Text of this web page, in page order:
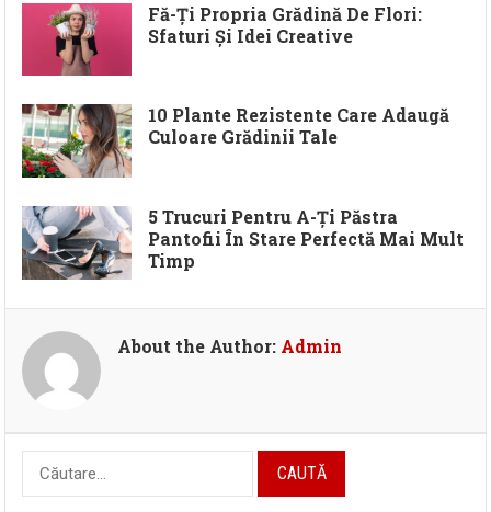
Fă-Ți Propria Grădină De Flori:
Sfaturi Și Idei Creative
10 Plante Rezistente Care Adaugă
Culoare Grădinii Tale
5 Trucuri Pentru A-Ți Păstra
Pantofii În Stare Perfectă Mai Mult
Timp
About the Author: Admin
Caută
după: